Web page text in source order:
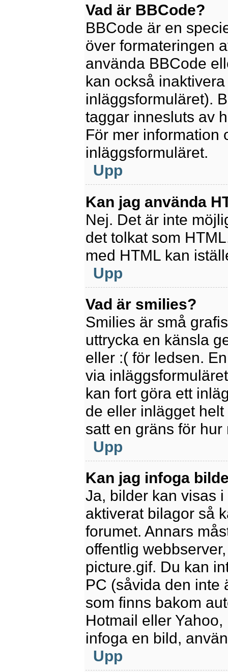
Vad är BBCode?
BBCode är en
över formateringen
använda BBCode
kan också
inläggsformuläret).
taggar innesluts av
För mer information
inläggsformuläret.
Upp
Kan jag använda
Nej. Det är inte
det tolkat som
med HTML kan
Upp
Vad är smilies?
Smilies är små
uttrycka en känsla
eller :( för ledsen.
via
kan fort göra ett
de eller inlägget
satt en gräns för
Upp
Kan jag infoga
Ja, bilder kan visas
aktiverat bilagor så
forumet. Annars
offentlig
picture.gif. Du kan
PC (såvida den inte
som finns bakom
Hotmail eller
infoga en bild,
Upp